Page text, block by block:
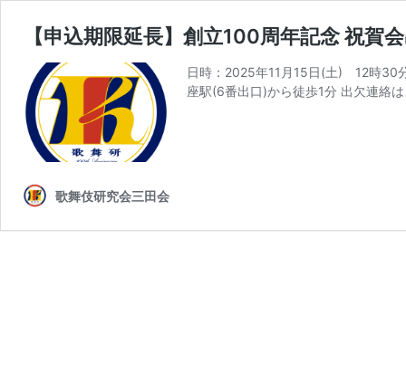
【申込期限延長】創立100周年記念 祝賀
日時：2025年11月15日(土) 12時30
座駅(6番出口)から徒歩1分 出欠連
歌舞伎研究会三田会